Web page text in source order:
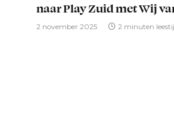
naar Play Zuid met Wij
2 november 2025 2 minuten